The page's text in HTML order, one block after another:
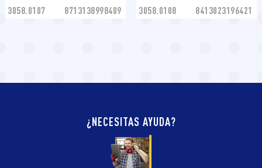
3058.0107 8713138998409 3058.0108 8413023196421
¿NECESITAS AYUDA?